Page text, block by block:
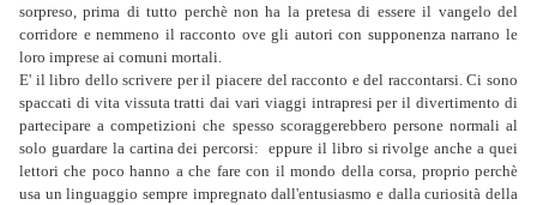
sorpreso, prima di tutto perchè non ha la pretesa di essere il vangelo del
corridore e nemmeno il racconto ove gli autori con supponenza narrano le
loro imprese ai comuni mortali.
E' il libro dello scrivere per il piacere del racconto e del raccontarsi. Ci sono
spaccati di vita vissuta tratti dai vari viaggi intrapresi per il divertimento di
partecipare a competizioni che spesso scoraggerebbero persone normali al
solo guardare la cartina dei percorsi: eppure il libro si rivolge anche a quei
lettori che poco hanno a che fare con il mondo della corsa, proprio perchè
usa un linguaggio sempre impregnato dall'entusiasmo e dalla curiosità della